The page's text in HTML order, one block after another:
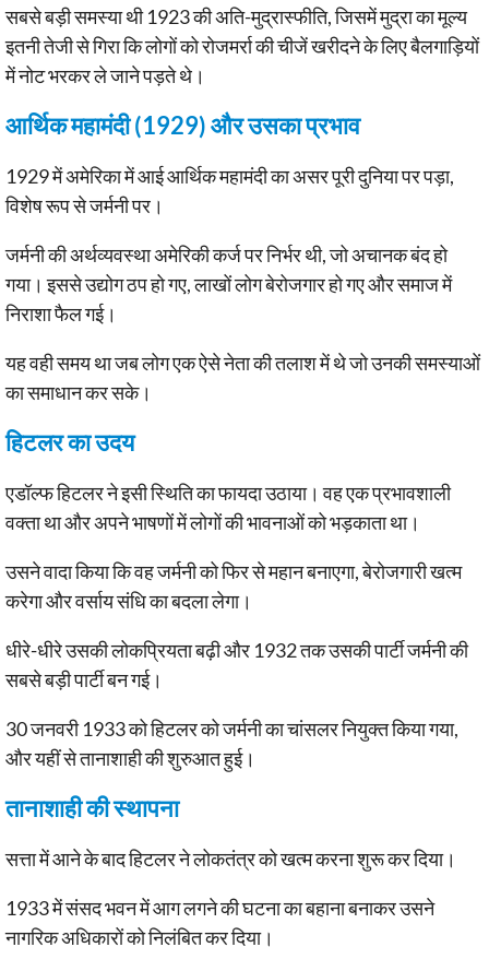
सबसे बड़ी समस्या थी 1923 की अति-मुद्रास्फीति, जिसमें मुद्रा का मूल्य
इतनी तेजी से गिरा कि लोगों को रोजमर्रा की चीजें खरीदने के लिए बैलगाड़ियों
में नोट भरकर ले जाने पड़ते थे।
आर्थिक महामंदी (1929) और उसका प्रभाव
1929 में अमेरिका में आई आर्थिक महामंदी का असर पूरी दुनिया पर पड़ा,
विशेष रूप से जर्मनी पर।
जर्मनी की अर्थव्यवस्था अमेरिकी कर्ज पर निर्भर थी, जो अचानक बंद हो
गया। इससे उद्योग ठप हो गए, लाखों लोग बेरोजगार हो गए और समाज में
निराशा फैल गई।
यह वही समय था जब लोग एक ऐसे नेता की तलाश में थे जो उनकी समस्याओं
का समाधान कर सके।
हिटलर का उदय
एडॉल्फ हिटलर ने इसी स्थिति का फायदा उठाया। वह एक प्रभावशाली
वक्ता था और अपने भाषणों में लोगों की भावनाओं को भड़काता था।
उसने वादा किया कि वह जर्मनी को फिर से महान बनाएगा, बेरोजगारी खत्म
करेगा और वर्साय संधि का बदला लेगा।
धीरे-धीरे उसकी लोकप्रियता बढ़ी और 1932 तक उसकी पार्टी जर्मनी की
सबसे बड़ी पार्टी बन गई।
30 जनवरी 1933 को हिटलर को जर्मनी का चांसलर नियुक्त किया गया,
और यहीं से तानाशाही की शुरुआत हुई।
तानाशाही की स्थापना
सत्ता में आने के बाद हिटलर ने लोकतंत्र को खत्म करना शुरू कर दिया।
1933 में संसद भवन में आग लगने की घटना का बहाना बनाकर उसने
नागरिक अधिकारों को निलंबित कर दिया।